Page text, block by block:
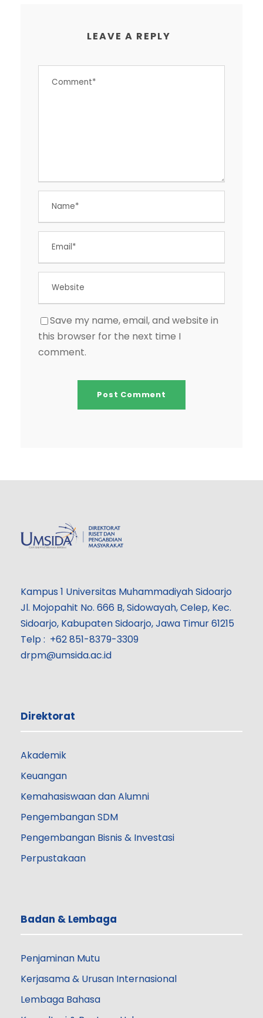
LEAVE A REPLY
Save my name, email, and website in
this browser for the next time I
comment.
Kampus 1 Universitas Muhammadiyah Sidoarjo
Jl. Mojopahit No. 666 B, Sidowayah, Celep, Kec.
Sidoarjo, Kabupaten Sidoarjo, Jawa Timur 61215
Telp : +62 851-8379-3309
drpm@umsida.ac.id
Direktorat
Akademik
Keuangan
Kemahasiswaan dan Alumni
Pengembangan SDM
Pengembangan Bisnis & Investasi
Perpustakaan
Badan & Lembaga
Penjaminan Mutu
Kerjasama & Urusan Internasional
Lembaga Bahasa